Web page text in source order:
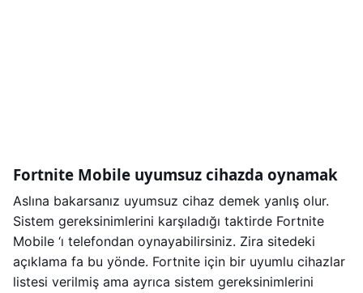
Fortnite Mobile uyumsuz cihazda oynamak
Aslına bakarsanız uyumsuz cihaz demek yanlış olur.
Sistem gereksinimlerini karşıladığı taktirde Fortnite
Mobile ‘ı telefondan oynayabilirsiniz. Zira sitedeki
açıklama fa bu yönde. Fortnite için bir uyumlu cihazlar
listesi verilmiş ama ayrıca sistem gereksinimlerini